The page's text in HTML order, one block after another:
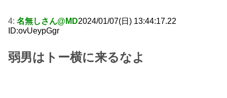
4: 名無しさん@MD2024/01/07(日) 13:44:17.22
ID:ovUeypGgr
弱男はトー横に来るなよ